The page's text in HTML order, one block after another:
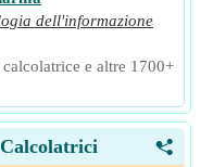
dell'informazione
e altre 1700+
<